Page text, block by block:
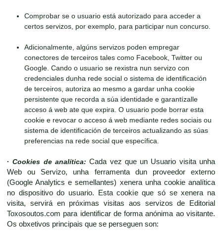
Comprobar se o usuario está autorizado para acceder a
certos servizos, por exemplo, para participar nun concurso.
Adicionalmente, algúns servizos poden empregar
conectores de terceiros tales como Facebook, Twitter ou
Google. Cando o usuario se rexistra nun servizo con
credenciales dunha rede social o sistema de identificación
de terceiros, autoriza ao mesmo a gardar unha cookie
persistente que recorda a súa identidade e garantízalle
acceso á web ate que expira. O usuario pode borrar esta
cookie e revocar o acceso á web mediante redes sociais ou
sistema de identificación de terceiros actualizando as súas
preferencias na rede social que específica.
·Cookies de analítica: Cada vez que un Usuario visita unha
Web ou Servizo, unha ferramenta dun proveedor externo
(Google Analytics e semellantes) xenera unha cookie analítica
no dispositivo do usuario. Esta cookie que só se xenera na
visita, servirá en próximas visitas aos servizos de Editorial
Toxosoutos.com para identificar de forma anónima ao visitante.
Os obxetivos principais que se perseguen son: